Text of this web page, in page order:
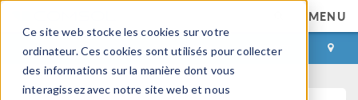
Ce site web stocke les cookies sur votre
ordinateur. Ces cookies sont utilisés pour collecter
des informations sur la manière dont vous
interagissez avec notre site web et nous
MENU
CONNEXION CONTACT